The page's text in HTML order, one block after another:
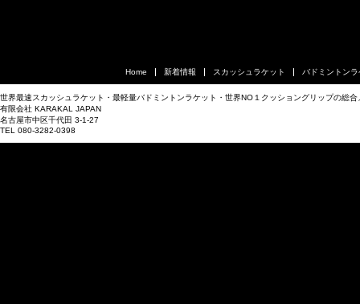
世界最速スカッシュラケット・最軽量バドミントンラケット・世界NO１クッショングリップの総
有限会社 KARAKAL JAPAN
名古屋市中区千代田 3-1-27
TEL 080-3282-0398
Home 新着情報 スカッシュラケット バドミントン